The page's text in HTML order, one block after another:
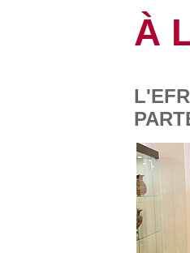
À